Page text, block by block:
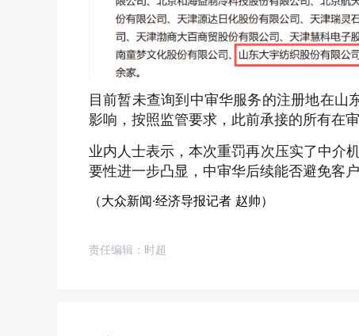
目前暂未查询到中审华服务的注册地在山
影响，按照监管要求，此前承接的所有在
业内人士表示，本次重罚再次压实了中介
要性进一步凸显，中审华后续能否避免客
（大众新闻·经济导报记者 赵帅）
责任编辑：时超